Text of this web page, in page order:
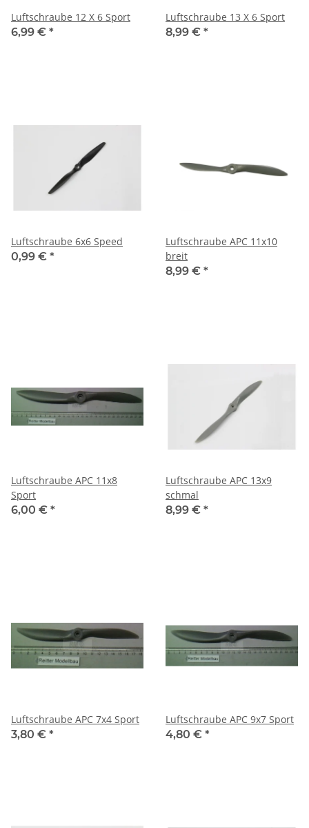
Luftschraube 12 X 6 Sport
6,99 € *
Luftschraube 13 X 6 Sport
8,99 € *
Luftschraube 6x6 Speed
0,99 € *
Luftschraube APC 11x10
breit
8,99 € *
Luftschraube APC 11x8
Sport
6,00 € *
Luftschraube APC 13x9
schmal
8,99 € *
Luftschraube APC 7x4 Sport
3,80 € *
Luftschraube APC 9x7 Sport
4,80 € *